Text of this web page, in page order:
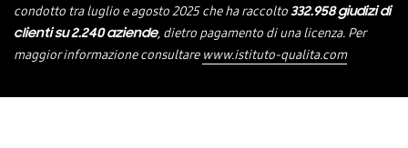
condotto tra luglio e agosto 2025 che ha raccolto332.958 giudizi di
clienti su 2.240 aziende, dietro pagamento di una licenza. Per
maggior informazione consultare www.istituto-qualita.com